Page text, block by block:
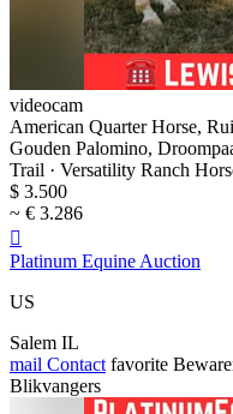
videocam
American Quarter Horse,
Gouden Palomino,
Trail · Versatility Ranch
$ 3.500
~ € 3.286

Platinum Equine Auction
US
Salem IL
mail Contact favorite
Blikvangers